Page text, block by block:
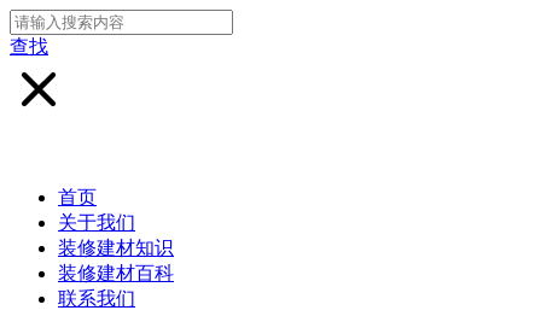
查找
首页
关于我们
装修建材知识
装修建材百科
联系我们